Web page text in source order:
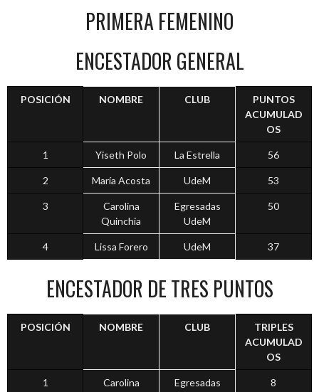
PRIMERA FEMENINO
ENCESTADOR GENERAL
POSICIÓN NOMBRE CLUB
PUNTOS
ACUMULAD
OS
1 Yiseth Polo La Estrella 56
2 María Acosta UdeM 53
3
Carolina
Quinchia
Egresadas
UdeM
50
4 Lissa Forero UdeM 37
ENCESTADOR DE TRES PUNTOS
POSICIÓN NOMBRE CLUB
TRIPLES
ACUMULAD
OS
1
Carolina
Egresadas
8